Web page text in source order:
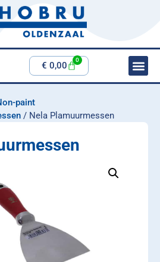
€ 0,00
0
paint
/ Nela Plamuurmessen